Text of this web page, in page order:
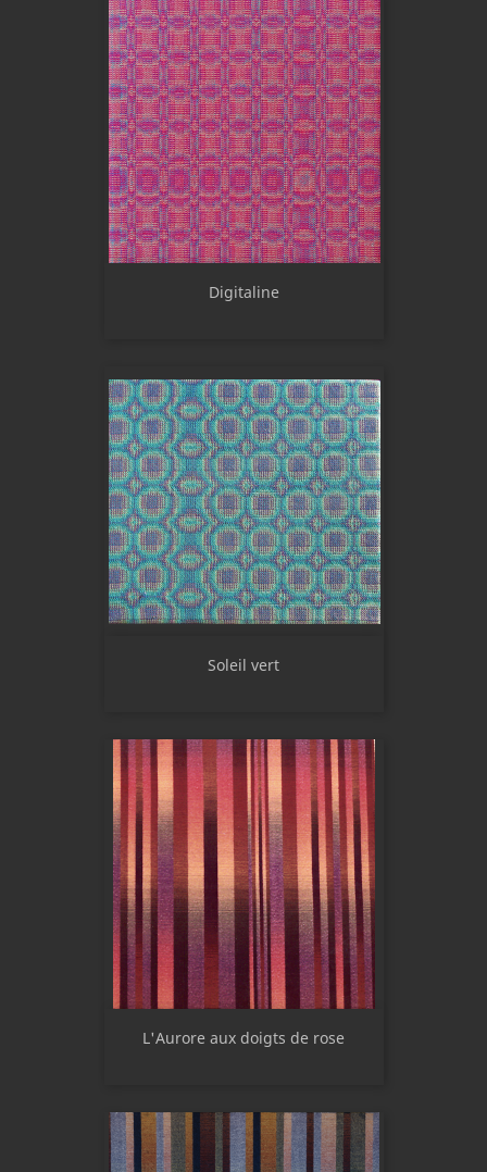
Digitaline
Soleil vert
L'Aurore aux doigts de rose